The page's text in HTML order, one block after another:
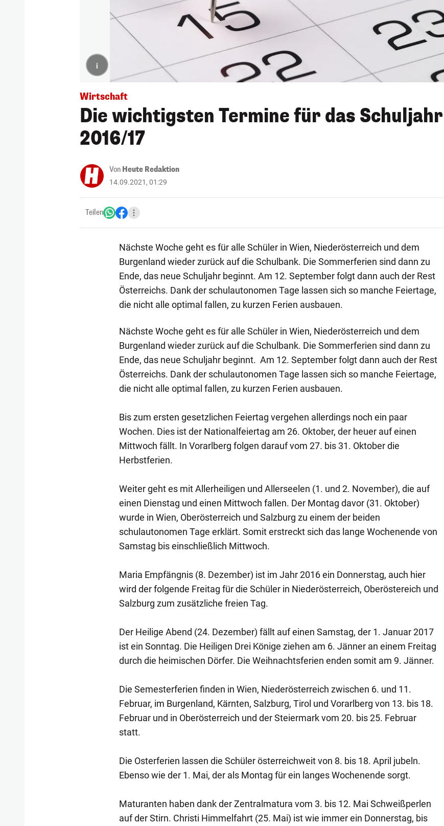
i
Wirtschaft
Die wichtigsten Termine für das Schuljahr
2016/17
Von Heute Redaktion
14.09.2021, 01:29
Teilen
Nächste Woche geht es für alle Schüler in Wien, Niederösterreich und dem
Burgenland wieder zurück auf die Schulbank. Die Sommerferien sind dann zu
Ende, das neue Schuljahr beginnt. Am 12. September folgt dann auch der Rest
Österreichs. Dank der schulautonomen Tage lassen sich so manche Feiertage,
die nicht alle optimal fallen, zu kurzen Ferien ausbauen.
Nächste Woche geht es für alle Schüler in Wien, Niederösterreich und dem
Burgenland wieder zurück auf die Schulbank. Die Sommerferien sind dann zu
Ende, das neue Schuljahr beginnt. Am 12. September folgt dann auch der Rest
Österreichs. Dank der schulautonomen Tage lassen sich so manche Feiertage,
die nicht alle optimal fallen, zu kurzen Ferien ausbauen.
Bis zum ersten gesetzlichen Feiertag vergehen allerdings noch ein paar
Wochen. Dies ist der Nationalfeiertag am 26. Oktober, der heuer auf einen
Mittwoch fällt. In Vorarlberg folgen darauf vom 27. bis 31. Oktober die
Herbstferien.
Weiter geht es mit Allerheiligen und Allerseelen (1. und 2. November), die auf
einen Dienstag und einen Mittwoch fallen. Der Montag davor (31. Oktober)
wurde in Wien, Oberösterreich und Salzburg zu einem der beiden
schulautonomen Tage erklärt. Somit erstreckt sich das lange Wochenende von
Samstag bis einschließlich Mittwoch.
Maria Empfängnis (8. Dezember) ist im Jahr 2016 ein Donnerstag, auch hier
wird der folgende Freitag für die Schüler in Niederösterreich, Oberöstereich und
Salzburg zum zusätzliche freien Tag.
Der Heilige Abend (24. Dezember) fällt auf einen Samstag, der 1. Januar 2017
ist ein Sonntag. Die Heiligen Drei Könige ziehen am 6. Jänner an einem Freitag
durch die heimischen Dörfer. Die Weihnachtsferien enden somit am 9. Jänner.
Die Semesterferien finden in Wien, Niederösterreich zwischen 6. und 11.
Februar, im Burgenland, Kärnten, Salzburg, Tirol und Vorarlberg von 13. bis 18.
Februar und in Oberösterreich und der Steiermark vom 20. bis 25. Februar
statt.
Die Osterferien lassen die Schüler österreichweit von 8. bis 18. April jubeln.
Ebenso wie der 1. Mai, der als Montag für ein langes Wochenende sorgt.
Maturanten haben dank der Zentralmatura vom 3. bis 12. Mai Schweißperlen
auf der Stirn. Christi Himmelfahrt (25. Mai) ist wie immer ein Donnerstag, bis